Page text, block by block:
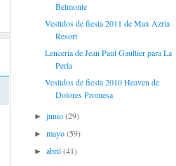
Belmonte
Vestidos de fiesta 2011 de Max Azria
Resort
Lenceria de Jean Paul Gaultier para La
Perla
Vestidos de fiesta 2010 Heaven de
Dolores Promesa
►junio (29)
►mayo (59)
►abril (41)